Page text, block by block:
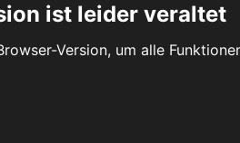
ist leider veraltet
Version, um alle